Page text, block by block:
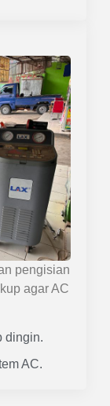
pengisian
agar AC
dingin.
AC.